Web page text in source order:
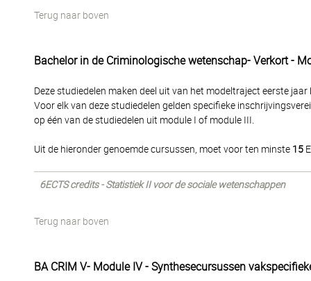
Terug naar boven
Bachelor in de Criminologische wetenschap- Verkort -
Deze studiedelen maken deel uit van het modeltraject eerste
Voor elk van deze studiedelen gelden specifieke
op één van de studiedelen uit module I of module III.
Uit de hieronder genoemde cursussen, moet voor ten minste 15
6ECTS credits - Statistiek II voor de sociale wetenschappen
Terug naar boven
BA CRIM V- Module IV - Synthesecursussen